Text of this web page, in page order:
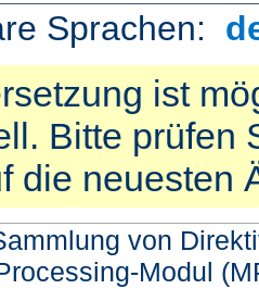
Sprachen:
ist
Bitte prüfen
die neuesten
von
Modul